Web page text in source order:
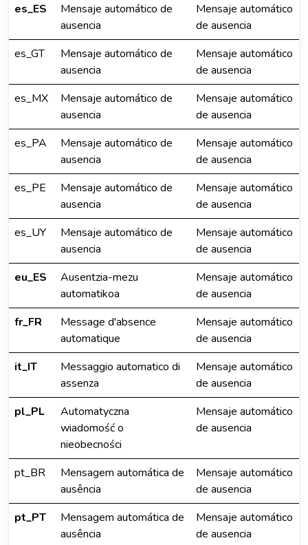
es_ES
Mensaje automático de
ausencia
Mensaje automático
de ausencia
es_GT
Mensaje automático de
ausencia
Mensaje automático
de ausencia
es_MX
Mensaje automático de
ausencia
Mensaje automático
de ausencia
es_PA
Mensaje automático de
ausencia
Mensaje automático
de ausencia
es_PE
Mensaje automático de
ausencia
Mensaje automático
de ausencia
es_UY
Mensaje automático de
ausencia
Mensaje automático
de ausencia
eu_ES
Ausentzia-mezu
automatikoa
Mensaje automático
de ausencia
fr_FR
Message d'absence
automatique
Mensaje automático
de ausencia
it_IT
Messaggio automatico di
assenza
Mensaje automático
de ausencia
pl_PL
Automatyczna
wiadomość o
nieobecności
Mensaje automático
de ausencia
pt_BR
Mensagem automática de
ausência
Mensaje automático
de ausencia
pt_PT
Mensagem automática de
ausência
Mensaje automático
de ausencia